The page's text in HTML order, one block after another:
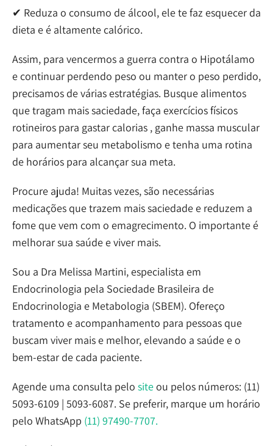
✔ Reduza o consumo de álcool, ele te faz esquecer da
dieta e é altamente calórico.
Assim, para vencermos a guerra contra o Hipotálamo
e continuar perdendo peso ou manter o peso perdido,
precisamos de várias estratégias. Busque alimentos
que tragam mais saciedade, faça exercícios físicos
rotineiros para gastar calorias , ganhe massa muscular
para aumentar seu metabolismo e tenha uma rotina
de horários para alcançar sua meta.
Procure ajuda! Muitas vezes, são necessárias
medicações que trazem mais saciedade e reduzem a
fome que vem com o emagrecimento. O importante é
melhorar sua saúde e viver mais.
Sou a Dra Melissa Martini, especialista em
Endocrinologia pela Sociedade Brasileira de
Endocrinologia e Metabologia (SBEM). Ofereço
tratamento e acompanhamento para pessoas que
buscam viver mais e melhor, elevando a saúde e o
bem-estar de cada paciente.
Agende uma consulta pelo siteou pelos números: (11)
5093-6109 | 5093-6087. Se preferir, marque um horário
pelo WhatsApp (11) 97490-7707.